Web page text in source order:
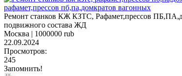
рафамет,прессов пб,па,домкратов вагонных
Ремонт станков КЖ КЗТС, Рафамет,прессов
подвижного состава ЖД
Москва | 1000000 rub
22.09.2024
Просмотров:
245
Запомнить!